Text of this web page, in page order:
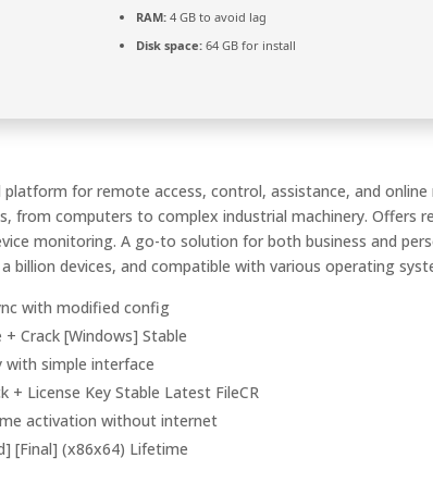
RAM: 4 GB to avoid lag
Disk space: 64 GB for install
platform for remote access, control, assistance, and
from computers to complex industrial machinery. Offers
monitoring. A go-to solution for both business and
billion devices, and compatible with various operating
with modified config
Crack [Windows] Stable
with simple interface
+ License Key Stable Latest FileCR
activation without internet
[Final] (x86x64) Lifetime